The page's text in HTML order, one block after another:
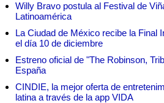
Willy Bravo postula al Festival de
Latinoamérica
La Ciudad de México recibe la Final
el día 10 de diciembre
Estreno oficial de "The Robinson,
España
CINDIE, la mejor oferta de
latina a través de la app VIDA